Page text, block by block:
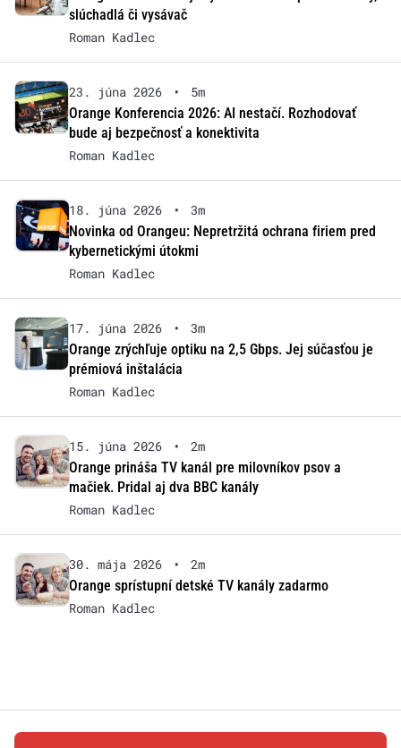
slúchadlá či vysávač
Roman Kadlec
23. júna 2026 •
5m
Orange Konferencia 2026: AI nestačí. Rozhodovať
bude aj bezpečnosť a konektivita
Roman Kadlec
18. júna 2026 •
3m
Novinka od Orangeu: Nepretržitá ochrana firiem pred
kybernetickými útokmi
Roman Kadlec
17. júna 2026 •
3m
Orange zrýchľuje optiku na 2,5 Gbps. Jej súčasťou je
prémiová inštalácia
Roman Kadlec
15. júna 2026 •
2m
Orange prináša TV kanál pre milovníkov psov a
mačiek. Pridal aj dva BBC kanály
Roman Kadlec
30. mája 2026 •
2m
Orange sprístupní detské TV kanály zadarmo
Roman Kadlec